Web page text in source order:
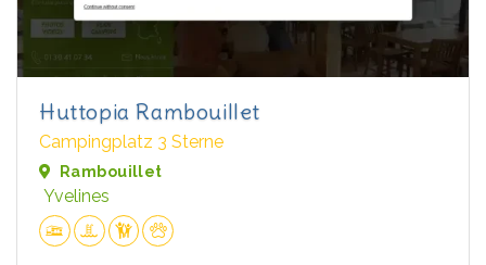
Huttopia Rambouillet
Campingplatz 3 Sterne
Rambouillet
Yvelines